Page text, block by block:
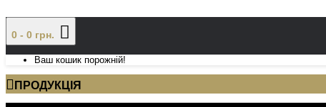
0 - 0 грн.
Ваш кошик порожній!
ПРОДУКЦІЯ